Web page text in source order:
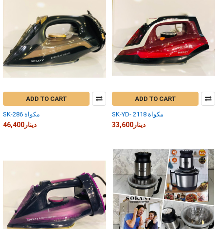
ADD TO CART
SK-286 مكواة
46,400دينار
ADD TO CART
SK-YD- 2118 مكواة
33,600دينار